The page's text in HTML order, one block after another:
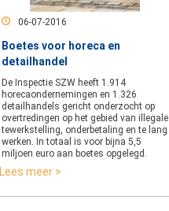
06-07-2016
Boetes voor horeca en
detailhandel
De Inspectie SZW heeft 1.914
horecaondernemingen en 1.326
detailhandels gericht onderzocht op
overtredingen op het gebied van illegale
tewerkstelling, onderbetaling en te lang
werken. In totaal is voor bijna 5,5
miljoen euro aan boetes opgelegd.
Lees meer >